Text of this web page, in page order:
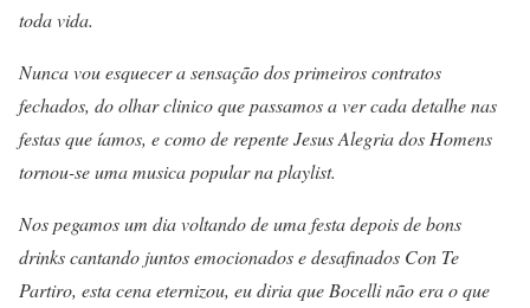
toda vida.
Nunca vou esquecer a sensação dos primeiros contratos
fechados, do olhar clinico que passamos a ver cada detalhe nas
festas que íamos, e como de repente Jesus Alegria dos Homens
tornou-se uma musica popular na playlist.
Nos pegamos um dia voltando de uma festa depois de bons
drinks cantando juntos emocionados e desafinados Con Te
Partiro, esta cena eternizou, eu diria que Bocelli não era o que